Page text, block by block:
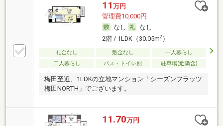
11 万円
管理費10,000円
なし
なし
2階 / 1LDK（30.05m2）
礼金なし 敷金なし
一人暮らし
二人暮らし
バス・トイレ別 駐車場(近隣含)
梅田至近、1LDKの立地マンション「シーズンフラッツ
梅田NORTH」でございます。
11.70万円